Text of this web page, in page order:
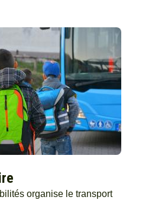
organise le transport